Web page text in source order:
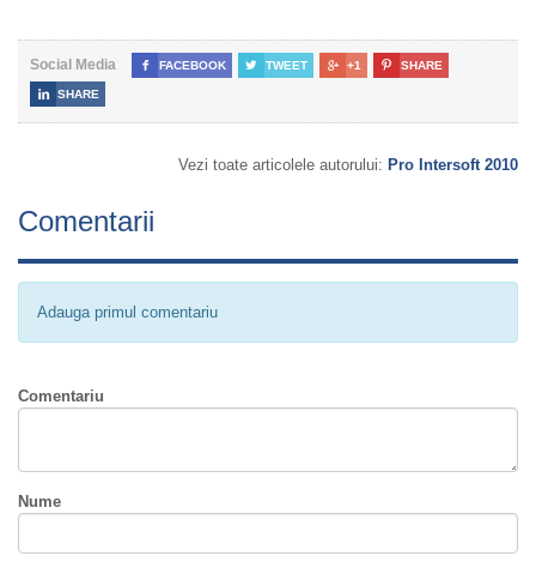
Social Media  FACEBOOK  TWEET  +1  SHARE
 SHARE
Vezi toate articolele autorului: Pro Intersoft 2010
Comentarii
Adauga primul comentariu
Comentariu
Nume